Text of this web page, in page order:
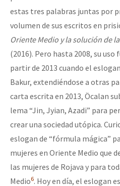
estas tres palabras juntas por
volumen de sus escritos en
Oriente Medio y la solución de
(2016). Pero hasta 2008, su uso
partir de 2013 cuando el
Bakur, extendiéndose a otras
carta escrita en 2013, Öcalan
lema “Jin, Jyian, Azadi” para
crear una sociedad utópica.
eslogan de “fórmula mágica”
mujeres en Oriente Medio que
las mujeres de Rojava y para
Medio6. Hoy en día, el eslogan